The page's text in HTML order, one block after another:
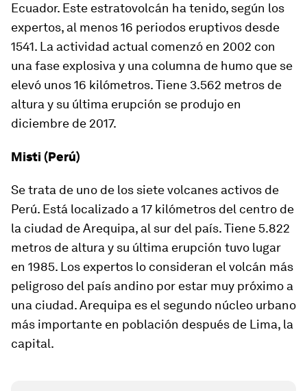
Ecuador. Este estratovolcán ha tenido, según los
expertos, al menos 16 periodos eruptivos desde
1541. La actividad actual comenzó en 2002 con
una fase explosiva y una columna de humo que se
elevó unos 16 kilómetros. Tiene 3.562 metros de
altura y su última erupción se produjo en
diciembre de 2017.
Misti (Perú)
Se trata de uno de los siete volcanes activos de
Perú. Está localizado a 17 kilómetros del centro de
la ciudad de Arequipa, al sur del país. Tiene 5.822
metros de altura y su última erupción tuvo lugar
en 1985. Los expertos lo consideran el volcán más
peligroso del país andino por estar muy próximo a
una ciudad. Arequipa es el segundo núcleo urbano
más importante en población después de Lima, la
capital.